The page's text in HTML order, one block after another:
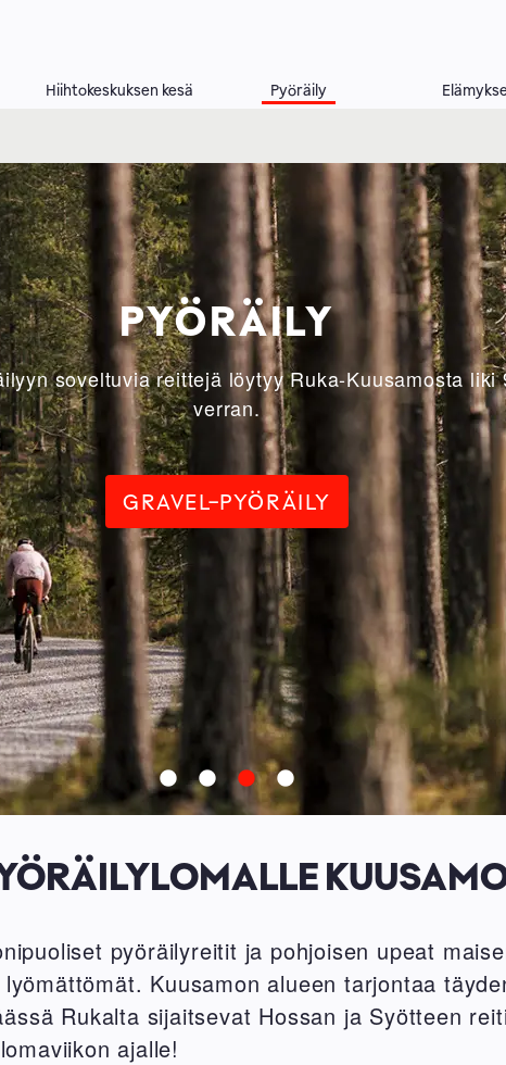
Hiihtokeskuksen kesä Pyöräily
PYÖRÄILY
soveltuvia reittejä löytyy Ruka-Kuusamosta liki
verran.
GRAVEL-PYÖRÄILY
pyöräilyreitit ja pohjoisen upeat
Kuusamon alueen tarjontaa
Rukalta sijaitsevat Hossan ja Syötteen
ajalle!